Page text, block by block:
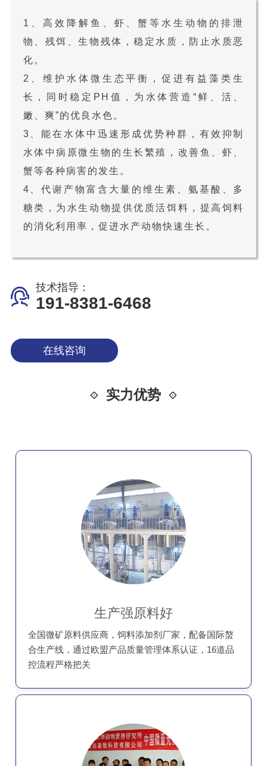
1、高效降解鱼、虾、蟹等水生动物的排泄
物、残饵、生物残体，稳定水质，防止水质恶
化。
2、维护水体微生态平衡，促进有益藻类生
长，同时稳定PH值，为水体营造“鲜、活、
嫩、爽”的优良水色。
3、能在水体中迅速形成优势种群，有效抑制
水体中病原微生物的生长繁殖，改善鱼、虾、
蟹等各种病害的发生。
4、代谢产物富含大量的维生素、氨基酸、多
糖类，为水生动物提供优质活饵料，提高饲料
的消化利用率，促进水产动物快速生长。
技术指导：
191-8381-6468
在线咨询
实力优势
生产强原料好
全国微矿原料供应商，饲料添加剂厂家，配备国际螯
合生产线，通过欧盟产品质量管理体系认证，16道品
控流程严格把关